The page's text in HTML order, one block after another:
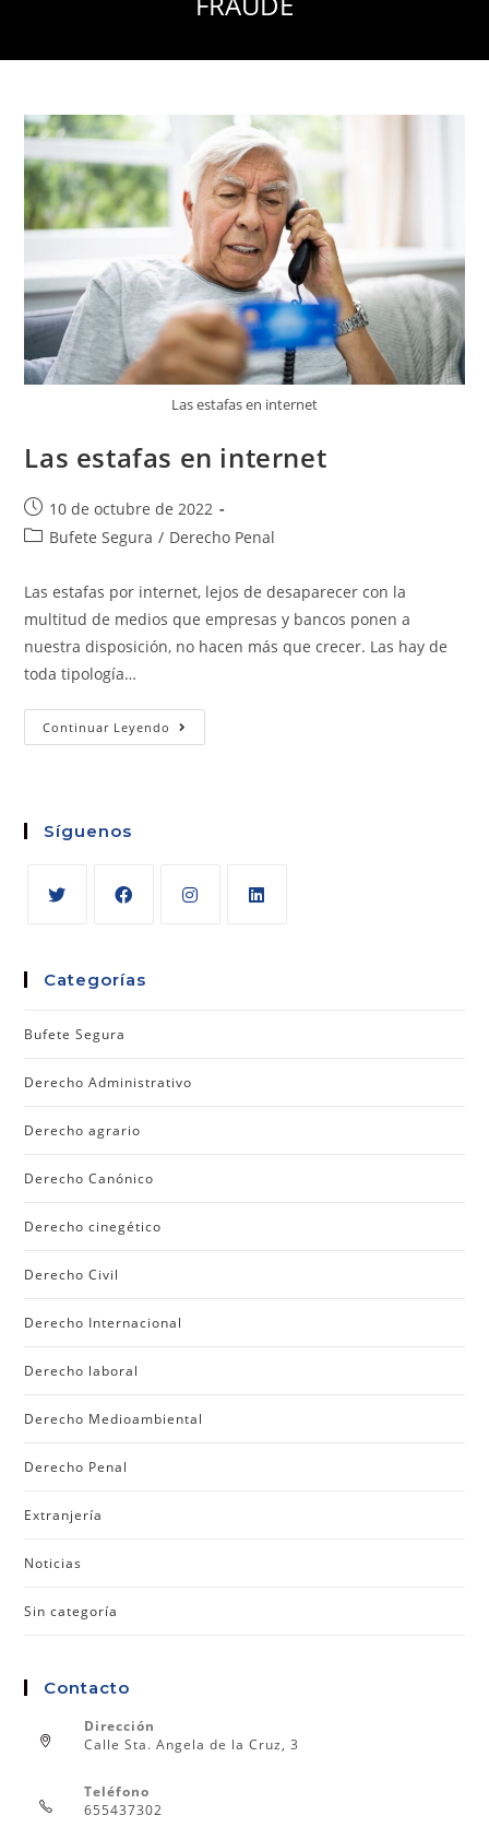
Las estafas en internet
Las estafas en internet
10 de octubre de 2022
Bufete Segura / Derecho Penal
Las estafas por internet, lejos de desaparecer con la
multitud de medios que empresas y bancos ponen a
nuestra disposición, no hacen más que crecer. Las hay de
toda tipología…
Continuar Leyendo
Síguenos
Categorías
Bufete Segura
Derecho Administrativo
Derecho agrario
Derecho Canónico
Derecho cinegético
Derecho Civil
Derecho Internacional
Derecho laboral
Derecho Medioambiental
Derecho Penal
Extranjería
Noticias
Sin categoría
Contacto
Dirección
Calle Sta. Angela de la Cruz, 3
Teléfono
655437302